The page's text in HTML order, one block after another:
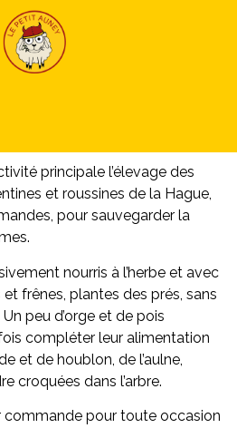
principale l’élevage des
et roussines de la Hague,
pour sauvegarder la
nourris à l’herbe et avec
frênes, plantes des prés, sans
peu d’orge et de pois
compléter leur alimentation
et de houblon, de l’aulne,
croquées dans l’arbre.
commande pour toute occasion